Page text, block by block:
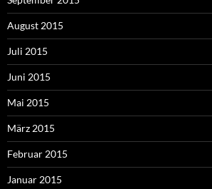
August 2015
Juli 2015
Juni 2015
Mai 2015
März 2015
Februar 2015
Januar 2015